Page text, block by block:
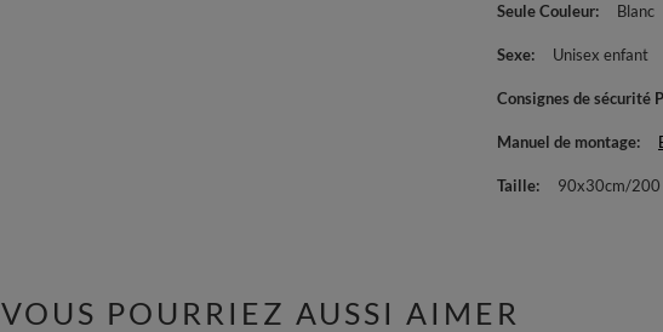
Seule Couleur Blanc
Sexe Unisex enfant
Consignes de sécurité
Manuel de montage
Taille 90x30cm/200
VOUS POURRIEZ AUSSI AIMER